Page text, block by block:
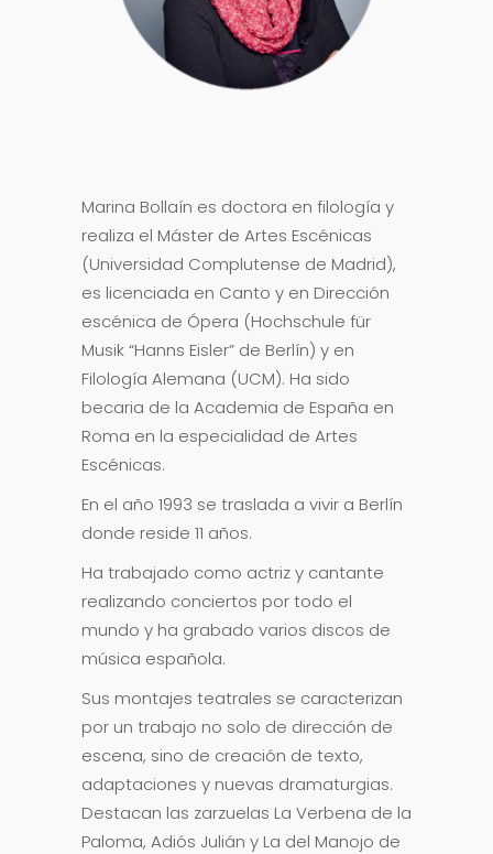
Marina Bollaín es doctora en filología y
realiza el Máster de Artes Escénicas
(Universidad Complutense de Madrid),
es licenciada en Canto y en Dirección
escénica de Ópera (Hochschule für
Musik “Hanns Eisler” de Berlín) y en
Filología Alemana (UCM). Ha sido
becaria de la Academia de España en
Roma en la especialidad de Artes
Escénicas.
En el año 1993 se traslada a vivir a Berlín
donde reside 11 años.
Ha trabajado como actriz y cantante
realizando conciertos por todo el
mundo y ha grabado varios discos de
música española.
Sus montajes teatrales se caracterizan
por un trabajo no solo de dirección de
escena, sino de creación de texto,
adaptaciones y nuevas dramaturgias.
Destacan las zarzuelas La Verbena de la
Paloma, Adiós Julián y La del Manojo de